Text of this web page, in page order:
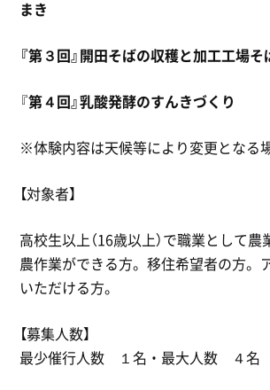
まき
『第３回』開田そばの収穫と加工工場
『第４回』乳酸発酵のすんきづくり
※体験内容は天候等により変更となる
【対象者】
高校生以上（16歳以上）で職業として農
農作業ができる方。移住希望者の方。
いただける方。
【募集人数】
最少催行人数 １名・最大人数 ４名